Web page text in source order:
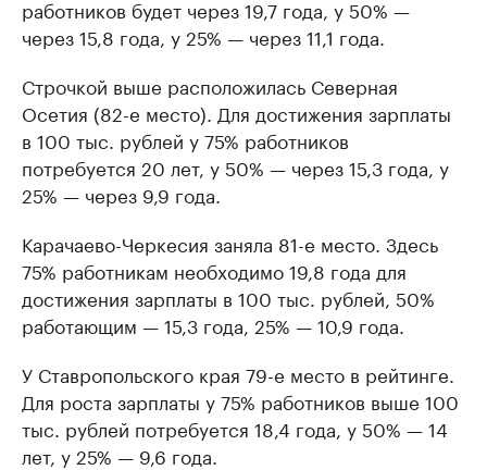
работников будет через 19,7 года, у 50% —
через 15,8 года, у 25% — через 11,1 года.
Строчкой выше расположилась Северная
Осетия (82-е место). Для достижения зарплаты
в 100 тыс. рублей у 75% работников
потребуется 20 лет, у 50% — через 15,3 года, у
25% — через 9,9 года.
Карачаево-Черкесия заняла 81-е место. Здесь
75% работникам необходимо 19,8 года для
достижения зарплаты в 100 тыс. рублей, 50%
работающим — 15,3 года, 25% — 10,9 года.
У Ставропольского края 79-е место в рейтинге.
Для роста зарплаты у 75% работников выше 100
тыс. рублей потребуется 18,4 года, у 50% — 14
лет, у 25% — 9,6 года.